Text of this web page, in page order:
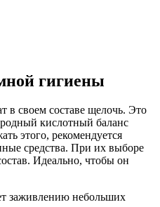
гигиены
в своем составе щелочь. Это
кислотный баланс
этого, рекомендуется
средства. При их выборе
Идеально, чтобы он
заживлению небольших